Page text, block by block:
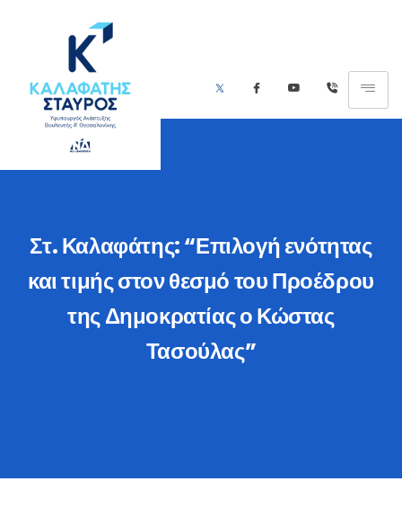
Στ. Καλαφάτης: “Επιλογή ενότητας
και τιμής στον θεσμό του Προέδρου
της Δημοκρατίας ο Κώστας
Τασούλας”